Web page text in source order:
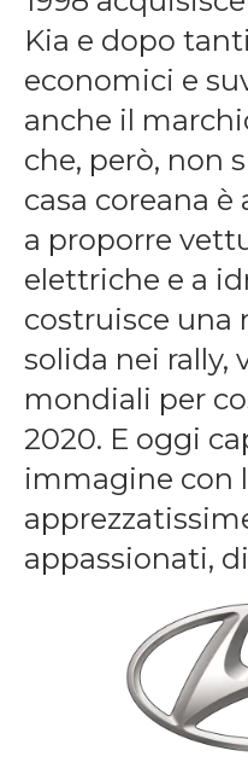
Kia e dopo
economici e
anche il
che, però, non
casa coreana
a proporre
elettriche e a
costruisce una
solida nei rally,
mondiali per
2020. E oggi
immagine con
appassionati,